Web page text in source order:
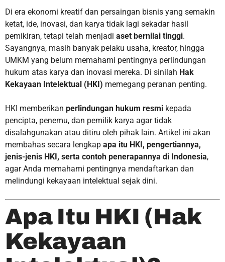
Di era ekonomi kreatif dan persaingan bisnis yang semakin
ketat, ide, inovasi, dan karya tidak lagi sekadar hasil
pemikiran, tetapi telah menjadi aset bernilai tinggi.
Sayangnya, masih banyak pelaku usaha, kreator, hingga
UMKM yang belum memahami pentingnya perlindungan
hukum atas karya dan inovasi mereka. Di sinilah Hak
Kekayaan Intelektual (HKI) memegang peranan penting.
HKI memberikan perlindungan hukum resmi kepada
pencipta, penemu, dan pemilik karya agar tidak
disalahgunakan atau ditiru oleh pihak lain. Artikel ini akan
membahas secara lengkap apa itu HKI, pengertiannya,
jenis-jenis HKI, serta contoh penerapannya di Indonesia,
agar Anda memahami pentingnya mendaftarkan dan
melindungi kekayaan intelektual sejak dini.
Apa Itu HKI (Hak
Kekayaan